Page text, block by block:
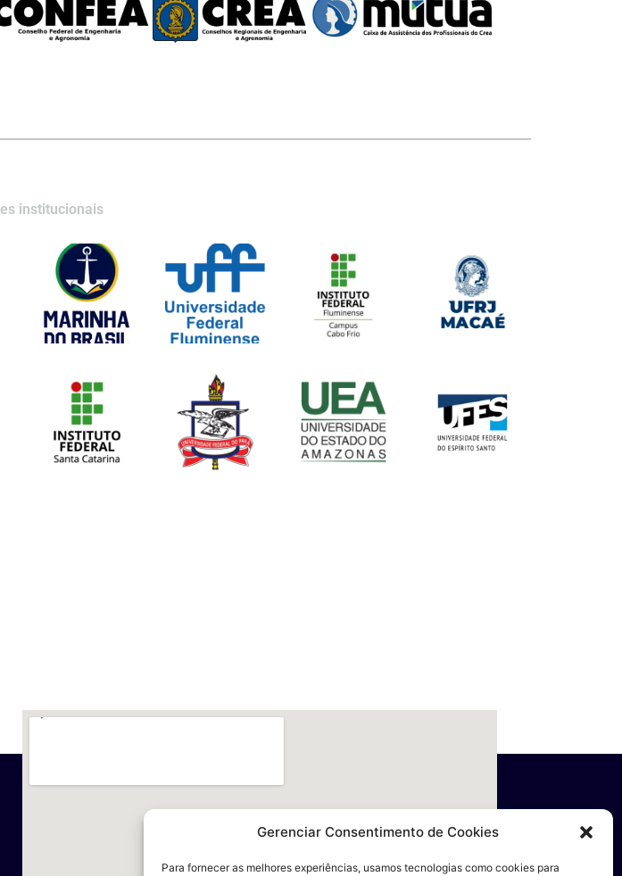
Gerenciar Consentimento de Cookies
Para fornecer as melhores experiências, usamos tecnologias como cookies para
institucionais